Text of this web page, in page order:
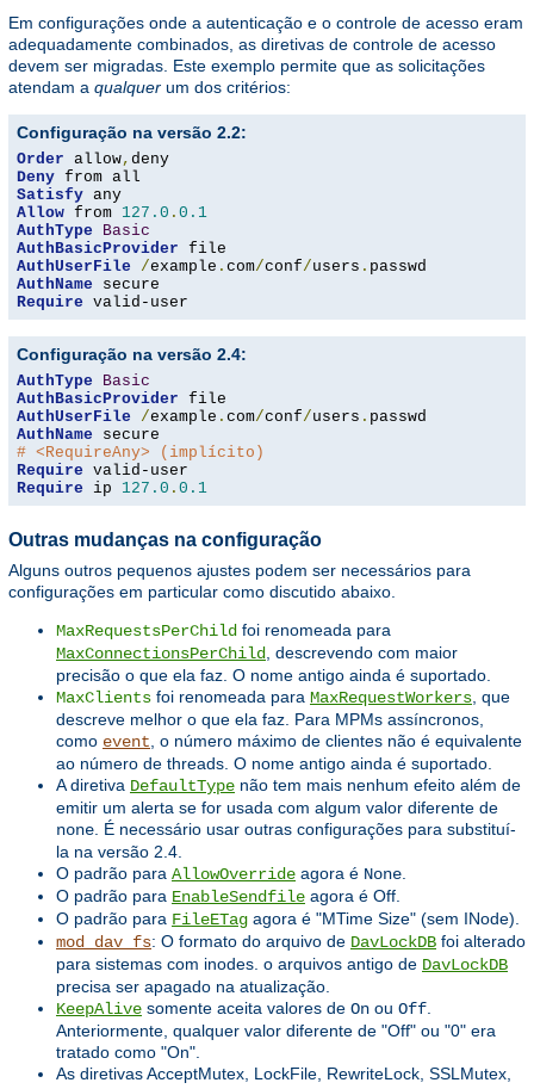
Em configurações onde a autenticação e o controle de acesso eram
adequadamente combinados, as diretivas de controle de acesso
devem ser migradas. Este exemplo permite que as solicitações
atendam a qualquer um dos critérios:
Configuração na versão 2.2:
Order allow,
Deny
Satisfy
Allow from 127.0 . 0.1
AuthType
Basic
AuthBasicProvider
AuthUserFile
/example . com/conf/users .
AuthName
Require valid-user
Configuração na versão 2.4:
AuthType
Basic
AuthBasicProvider
AuthUserFile
/example . com/conf/users .
AuthName
# <RequireAny> (implícito)
Require
Require ip 127.0 . 0.1
Outras mudanças na configuração
Alguns outros pequenos ajustes podem ser necessários para
configurações em particular como discutido abaixo.
MaxRequestsPerChild foi renomeada para
MaxConnectionsPerChild
, descrevendo com maior
precisão o que ela faz. O nome antigo ainda é suportado.
MaxClients foi renomeada para MaxRequestWorkers , que
descreve melhor o que ela faz. Para MPMs assíncronos,
como event , o número máximo de clientes não é equivalente
ao número de threads. O nome antigo ainda é suportado.
A diretiva DefaultType não tem mais nenhum efeito além de
emitir um alerta se for usada com algum valor diferente de
none . É necessário usar outras configurações para substituí-
la na versão 2.4.
O padrão para AllowOverride agora é None
O padrão para EnableSendfile agora é Off.
O padrão para FileETag agora é "MTime Size" (sem INode).
mod_dav_fs: O formato do arquivo de DavLockDB foi alterado
para sistemas com inodes. o arquivos antigo de DavLockDB
precisa ser apagado na atualização.
KeepAlive somente aceita valores de On ou Off
Anteriormente, qualquer valor diferente de "Off" ou "0" era
tratado como "On".
As diretivas AcceptMutex, LockFile, RewriteLock, SSLMutex,